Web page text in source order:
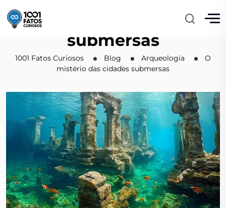
O mistério das cidades
submersas
1001 Fatos Curiosos Blog Arqueologia
O
mistério das cidades submersas